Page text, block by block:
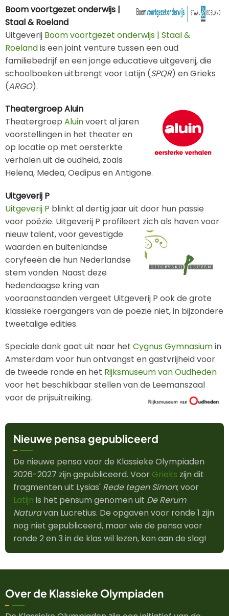
Boom voortgezet onderwijs |
Staal & Roeland
Uitgeverij Boom voortgezet onderwijs | Staal &
Roelandis een joint venture tussen een oud
familiebedrijf en een jonge educatieve uitgeverij, die
schoolboeken uitbrengt voor Latijn (SPQR) en Grieks
(ARGO).
Theatergroep Aluin
Theatergroep Aluinvoert al jaren
voorstellingen in het theater en
op locatie op met oersterkte
verhalen uit de oudheid, zoals
Helena, Medea, Oedipus en Antigone.
Uitgeverij P
Uitgeverij P blinkt al dertig jaar uit door hun passie
voor poëzie. Uitgeverij P profileert zich als haven voor
nieuw talent,voor gevestigde
waarden en buitenlandse
coryfeeën die hun Nederlandse
stem vonden. Naast deze
hedendaagse kring van
vooraanstaanden vergeet Uitgeverij P ook de grote
klassieke roergangers van de poëzie niet, in bijzondere
tweetalige edities.
Speciale dank gaat uit naar het Cygnus Gymnasiumin
Amsterdam voor hun ontvangst en gastvrijheid voor
de tweede ronde en het Rijksmuseum van Oudheden
voor het beschikbaar stellen van de Leemanszaal
voor de prijsuitreiking.
Nieuwe pensa gepubliceerd
De nieuwe pensa voor de Klassieke Olympiaden
2026-2027 zijn gepubliceerd. Voor Grieks zijn dit
fragmenten uit Lysias' Rede tegen Simon; voor
Latijn is het pensum genomen uit De Rerum
Naturavan Lucretius. De opgaven voor ronde 1 zijn
nog niet gepubliceerd, maar wie de pensa voor
ronde 2 en 3 in de klas wil lezen, kan aan de slag!
Over de Klassieke Olympiaden